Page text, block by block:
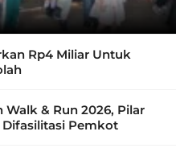
Rp4 Miliar Untuk
& Run 2026, Pilar
Difasilitasi Pemkot